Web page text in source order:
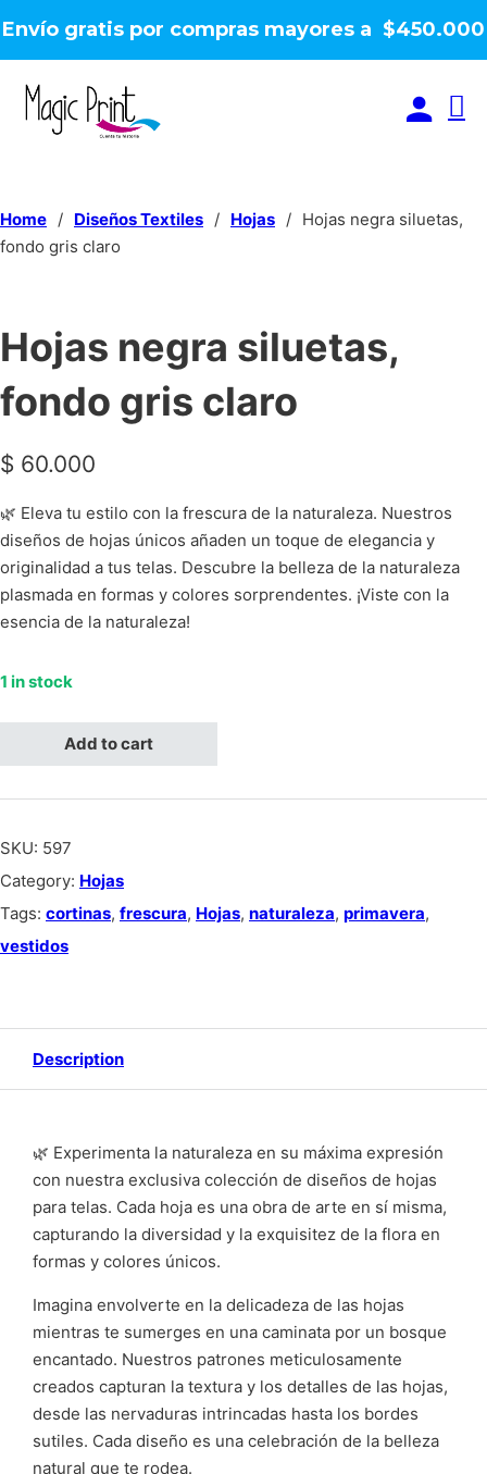
Envío gratis por compras mayores a $450.000
Home / Diseños Textiles / Hojas / Hojas negra siluetas,
fondo gris claro
Hojas negra siluetas,
fondo gris claro
$ 60.000
🌿 Eleva tu estilo con la frescura de la naturaleza. Nuestros
diseños de hojas únicos añaden un toque de elegancia y
originalidad a tus telas. Descubre la belleza de la naturaleza
plasmada en formas y colores sorprendentes. ¡Viste con la
esencia de la naturaleza!
1 in stock
Hojas negra siluetas, fondo gris claro quantity
Add to cart
SKU: 597
Category: Hojas
Tags: cortinas, frescura, Hojas, naturaleza, primavera,
vestidos
Description
🌿 Experimenta la naturaleza en su máxima expresión
con nuestra exclusiva colección de diseños de hojas
para telas. Cada hoja es una obra de arte en sí misma,
capturando la diversidad y la exquisitez de la flora en
formas y colores únicos.
Imagina envolverte en la delicadeza de las hojas
mientras te sumerges en una caminata por un bosque
encantado. Nuestros patrones meticulosamente
creados capturan la textura y los detalles de las hojas,
desde las nervaduras intrincadas hasta los bordes
sutiles. Cada diseño es una celebración de la belleza
natural que te rodea.